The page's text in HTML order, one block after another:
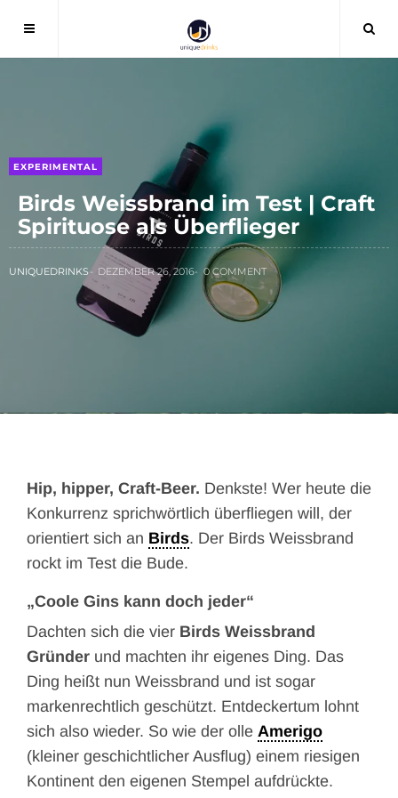
EXPERIMENTAL
Birds Weissbrand im Test | Craft
Spirituose als Überflieger
UNIQUEDRINKS DEZEMBER 26, 2016 0 COMMENT
Hip, hipper, Craft-Beer. Denkste! Wer heute die
Konkurrenz sprichwörtlich überfliegen will, der
orientiert sich an Birds. Der Birds Weissbrand
rockt im Test die Bude.
„Coole Gins kann doch jeder“
Dachten sich die vier Birds Weissbrand
Gründer und machten ihr eigenes Ding. Das
Ding heißt nun Weissbrand und ist sogar
markenrechtlich geschützt. Entdeckertum lohnt
sich also wieder. So wie der olle Amerigo
(kleiner geschichtlicher Ausflug) einem riesigen
Kontinent den eigenen Stempel aufdrückte.